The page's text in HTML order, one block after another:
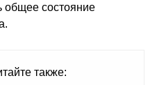
общее состояние
также: